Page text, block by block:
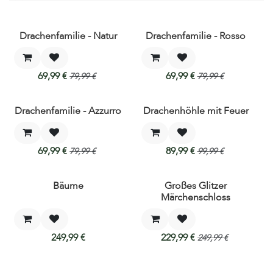
Drachenfamilie - Natur
69,99€ 79,99€
Drachenfamilie - Rosso
69,99€ 79,99€
Drachenfamilie - Azzurro
69,99€ 79,99€
Drachenhöhle mit Feuer
89,99€ 99,99€
Bäume
249,99€
Großes Glitzer
Märchenschloss
229,99€ 249,99€